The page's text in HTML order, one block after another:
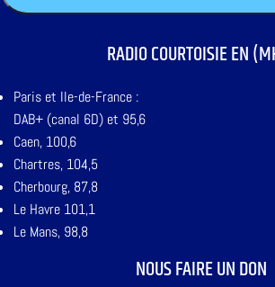
RADIO COURTOISIE EN
Paris et Ile-de-France :
DAB+ (canal 6D) et 95,6
Caen, 100,6
Chartres, 104,5
Cherbourg, 87,8
Le Havre 101,1
Le Mans, 98,8
NOUS FAIRE UN DON